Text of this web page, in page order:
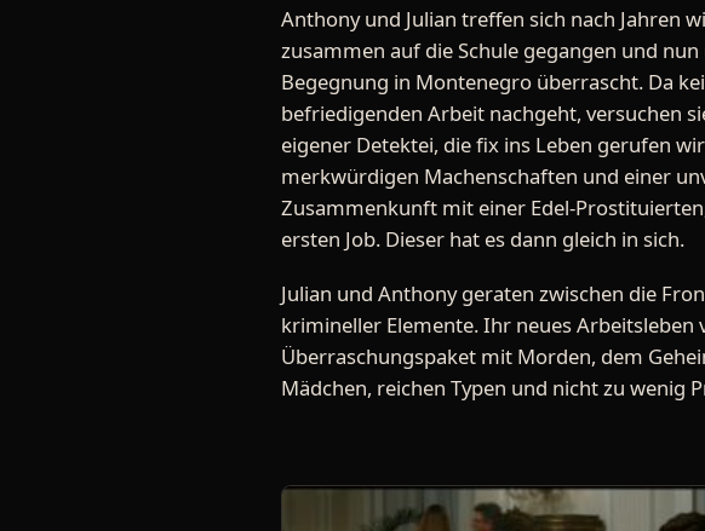
Anthony und Julian treffen sich nach Jahren
zusammen auf die Schule gegangen und
Begegnung in Montenegro überrascht. Da
befriedigenden Arbeit nachgeht, versuchen
eigener Detektei, die fix ins Leben gerufen
merkwürdigen Machenschaften und einer
Zusammenkunft mit einer Edel-
ersten Job. Dieser hat es dann gleich in sich.
Julian und Anthony geraten zwischen die
krimineller Elemente. Ihr neues Arbeitsleben
Überraschungspaket mit Morden, dem
Mädchen, reichen Typen und nicht zu wenig